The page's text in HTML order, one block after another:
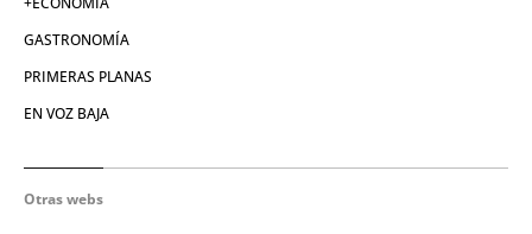
GASTRONOMÍA
PRIMERAS PLANAS
EN VOZ BAJA
Otras webs